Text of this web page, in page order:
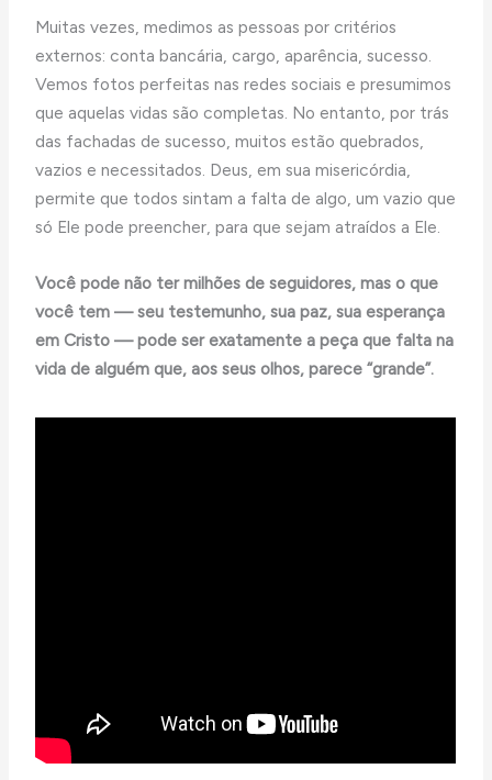
Muitas vezes, medimos as pessoas por critérios
externos: conta bancária, cargo, aparência, sucesso.
Vemos fotos perfeitas nas redes sociais e presumimos
que aquelas vidas são completas. No entanto, por trás
das fachadas de sucesso, muitos estão quebrados,
vazios e necessitados. Deus, em sua misericórdia,
permite que todos sintam a falta de algo, um vazio que
só Ele pode preencher, para que sejam atraídos a Ele.
Você pode não ter milhões de seguidores, mas o que
você tem — seu testemunho, sua paz, sua esperança
em Cristo — pode ser exatamente a peça que falta na
vida de alguém que, aos seus olhos, parece “grande”.